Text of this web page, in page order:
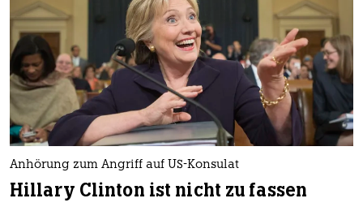
Anhörung zum Angriff auf US-Konsulat
Hillary Clinton ist nicht zu fassen